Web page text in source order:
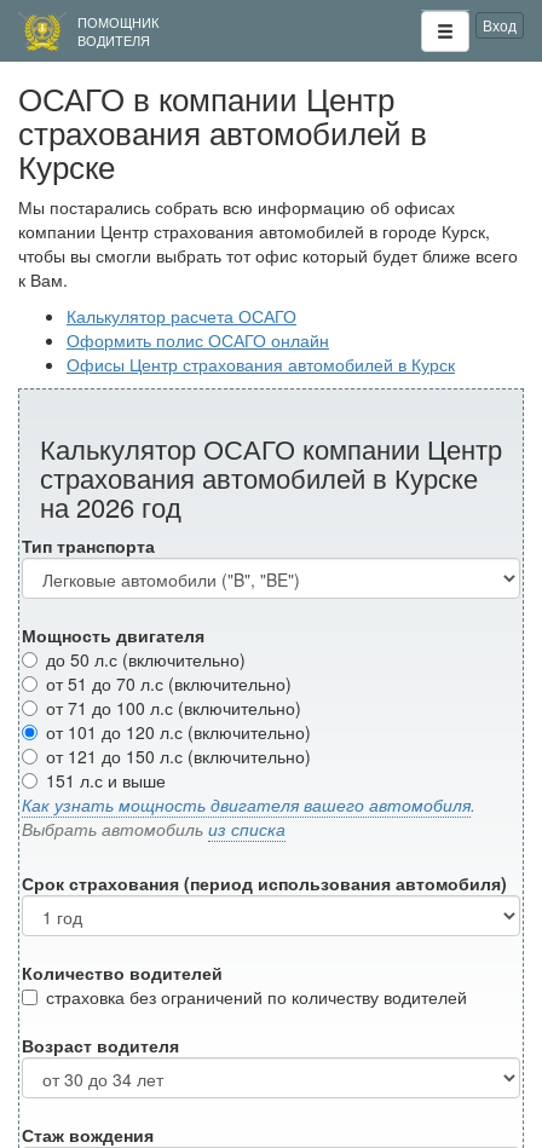
ПОМОЩНИК
ВОДИТЕЛЯ
Вход
ОСАГО в компании Центр
страхования автомобилей в
Курске
Мы постарались собрать всю информацию об офисах
компании Центр страхования автомобилей в городе Курск,
чтобы вы смогли выбрать тот офис который будет ближе всего
к Вам.
Калькулятор расчета ОСАГО
Оформить полис ОСАГО онлайн
Офисы Центр страхования автомобилей в Курск
Калькулятор ОСАГО компании Центр
страхования автомобилей в Курске
на 2026 год
Тип транспорта
Мощность двигателя
до 50 л.с (включительно)
от 51 до 70 л.с (включительно)
от 71 до 100 л.с (включительно)
от 101 до 120 л.с (включительно)
от 121 до 150 л.с (включительно)
151 л.с и выше
Как узнать мощность двигателя вашего автомобиля.
Выбрать автомобиль из списка
Срок страхования (период использования автомобиля)
Количество водителей
страховка без ограничений по количеству водителей
Возраст водителя
Стаж вождения